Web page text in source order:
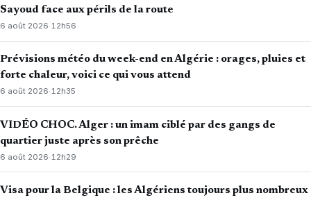
Sayoud face aux périls de la route
6 août 2026· 12h56
Prévisions météo du week-end en Algérie : orages, pluies et
forte chaleur, voici ce qui vous attend
6 août 2026·12h35
VIDÉO CHOC. Alger : un imam ciblé par des gangs de
quartier juste après son prêche
6 août 2026· 12h29
Visa pour la Belgique : les Algériens toujours plus nombreux